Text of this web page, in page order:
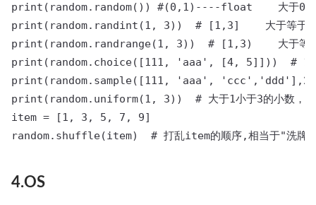
print(random.random()) #(0,1)----float    大于0且小
print(random.randint(1, 3))  # [1,3]    大于等于1且
print(random.randrange(1, 3))  # [1,3)    大于等于1
print(random.choice([111, 'aaa', [4, 5]]))  # 1或
print(random.sample([111, 'aaa', 'ccc','ddd'],2))
print(random.uniform(1, 3))  # 大于1小于3的小数，如
item = [1, 3, 5, 7, 9]
random.shuffle(item)  # 打乱item的顺序,相当于"洗牌"
4.OS